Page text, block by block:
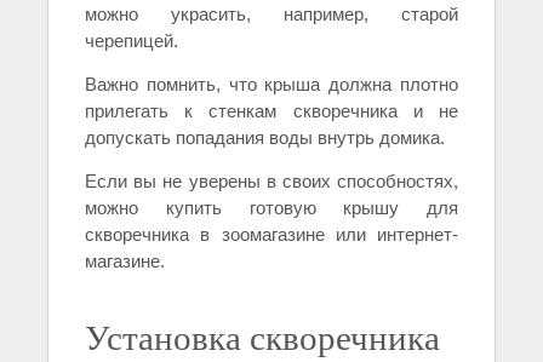
можно украсить, например, старой
черепицей.
Важно помнить, что крыша должна плотно
прилегать к стенкам скворечника и не
допускать попадания воды внутрь домика.
Если вы не уверены в своих способностях,
можно купить готовую крышу для
скворечника в зоомагазине или интернет-
магазине.
Установка скворечника